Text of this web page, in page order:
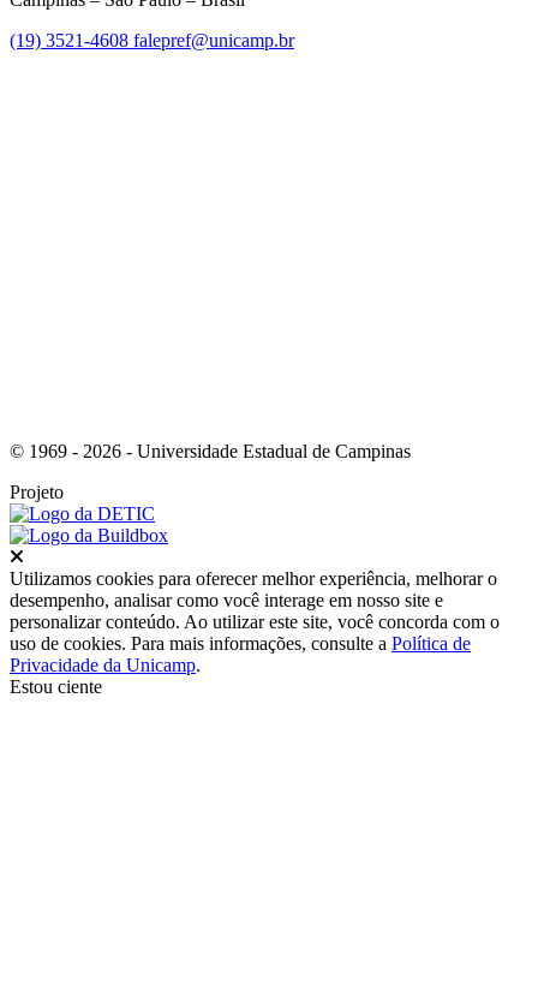
(19) 3521-4608 falepref@unicamp.br
© 1969 - 2026 - Universidade Estadual de Campinas
Projeto
Utilizamos cookies para oferecer melhor experiência, melhorar o
desempenho, analisar como você interage em nosso site e
personalizar conteúdo. Ao utilizar este site, você concorda com o
uso de cookies. Para mais informações, consulte a Política de
Privacidade da Unicamp.
Estou ciente